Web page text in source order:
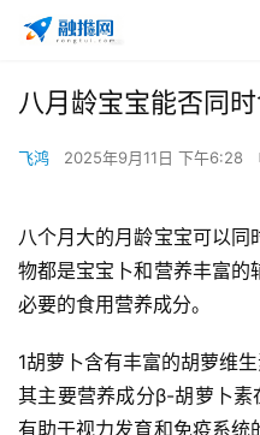
八月龄宝宝能否同
飞鸿 2025年9月11日 下午6:28
八个月大的月龄宝宝可以
物都是宝宝卜和营养丰富的
必要的食用 营养成分。
1胡萝卜含有丰富的胡萝维
其主要营养成分β-胡萝卜
有助于视力发育和免疫系统